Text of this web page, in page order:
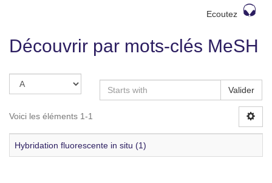
Ecoutez
Découvrir par mots-clés MeSH
Valider
Voici les éléments 1-1
Hybridation fluorescente in situ (1)